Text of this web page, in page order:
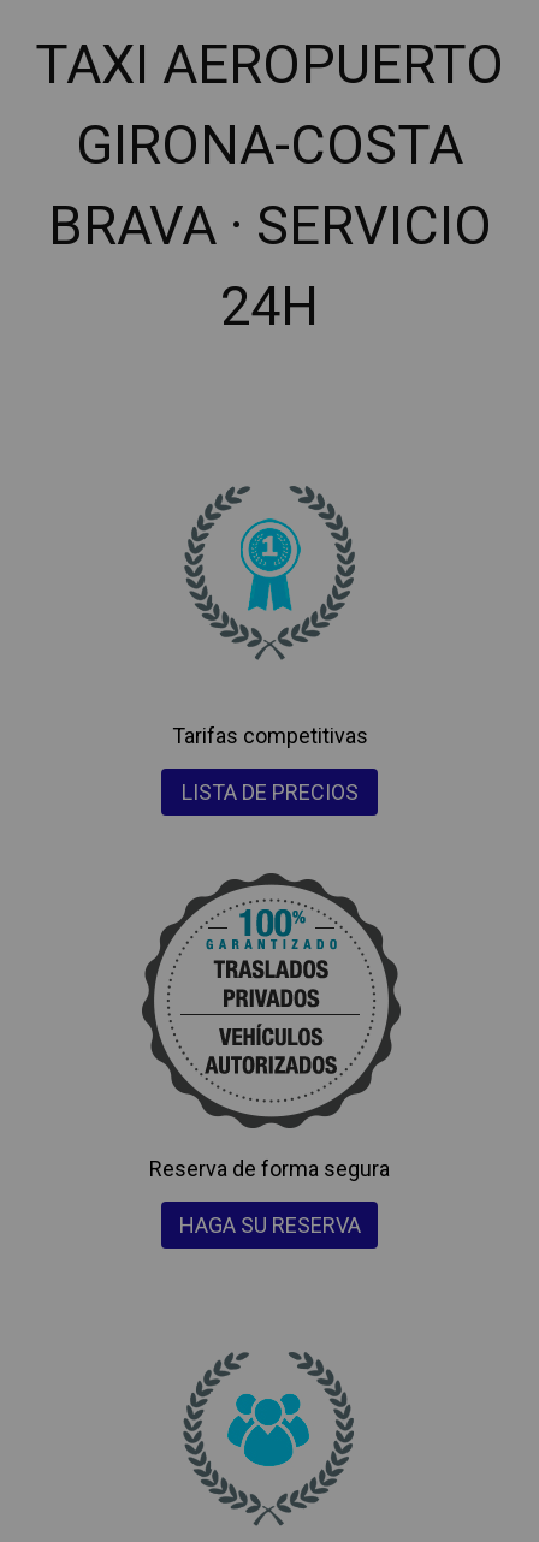
TAXI AEROPUERTO
GIRONA-COSTA
BRAVA · SERVICIO
24H
Tarifas competitivas
LISTA DE PRECIOS
Reserva de forma segura
HAGA SU RESERVA